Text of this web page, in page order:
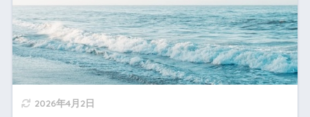
2026年4月2日